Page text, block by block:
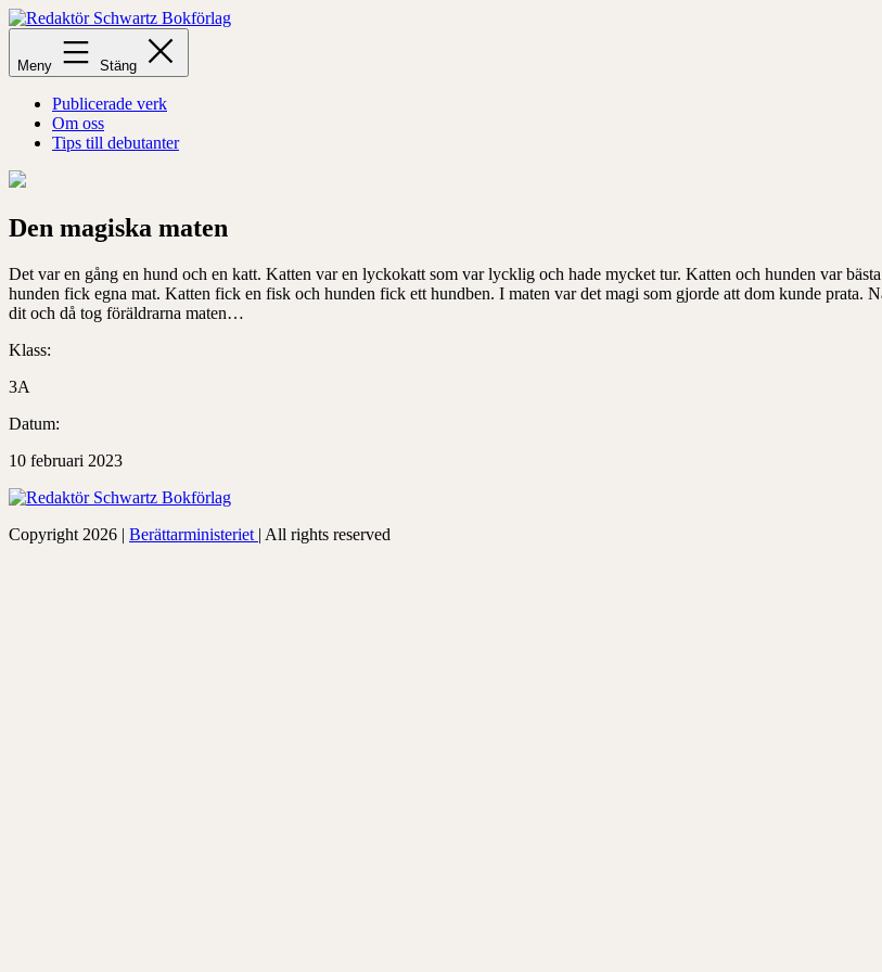
Hoppa
till
innehåll
Redaktör
Schwartz
Bokförlag
Meny Stäng
Publicerade verk
Om oss
Tips till debutanter
Den magiska maten
Det var en gång en hund och en katt. Katten var en lyckokatt som var lycklig och hade mycket tur. Katten och hunden var
hunden fick egna mat. Katten fick en fisk och hunden fick ett hundben. I maten var det magi som gjorde att dom kunde prata.
dit och då tog föräldrarna maten…
Klass:
3A
Datum:
10 februari 2023
Copyright 2026 | Berättarministeriet | All rights reserved